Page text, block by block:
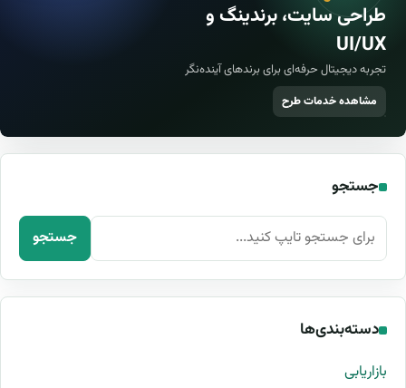
طراحی سایت، برندینگ و
UI/UX
تجربه دیجیتال حرفه‌ای برای برندهای آینده‌نگر
مشاهده خدمات طرح
جستجو
جستجو برای: جستجو
دسته‌بندی‌ها
بازاریابی